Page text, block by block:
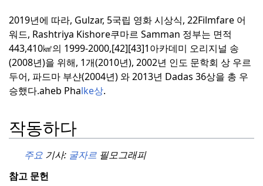
2019년에 따라, Gulzar, 5국립 영화 시상식, 22Filmfare 어
워드, Rashtriya Kishore쿠마르 Samman 정부는 면적
443,410㎢의 1999-2000,[42][43]1아카데미 오리지널 송
(2008년)을 위해, 1개(2010년), 2002년 인도 문학회 상 우르
두어, 파드마 부샨(2004년) 와 2013년 Dadas 36상을 총 우
승했다.aheb Phalke상.
작동하다
주요기사: 굴자르필모그래피
참고 문헌